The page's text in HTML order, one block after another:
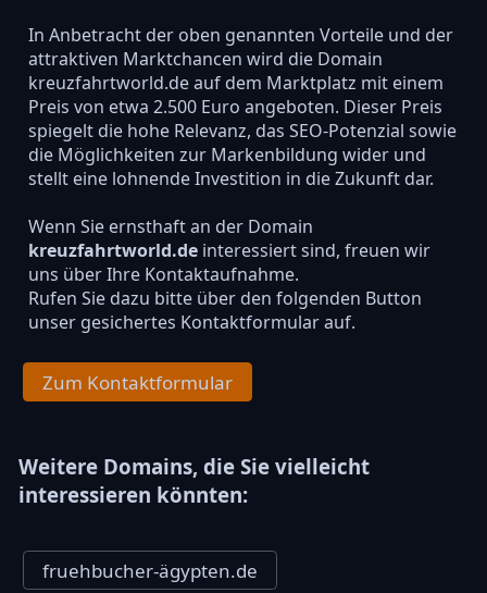
In Anbetracht der oben genannten Vorteile und der
attraktiven Marktchancen wird die Domain
kreuzfahrtworld.de auf dem Marktplatz mit einem
Preis von etwa 2.500 Euro angeboten. Dieser Preis
spiegelt die hohe Relevanz, das SEO-Potenzial sowie
die Möglichkeiten zur Markenbildung wider und
stellt eine lohnende Investition in die Zukunft dar.
Wenn Sie ernsthaft an der Domain
kreuzfahrtworld.deinteressiert sind, freuen wir
uns über Ihre Kontaktaufnahme.
Rufen Sie dazu bitte über den folgenden Button
unser gesichertes Kontaktformular auf.
Zum Kontaktformular
Weitere Domains, die Sie vielleicht
interessieren könnten:
fruehbucher-ägypten.de